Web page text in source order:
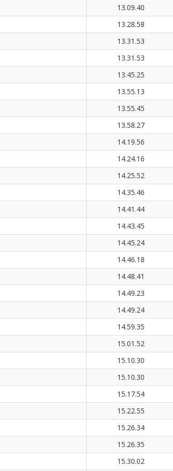
13.09.40
13.28.58
13.31.53
13.31.53
13.45.25
13.55.13
13.55.45
13.58.27
14.19.56
14.24.16
14.25.52
14.35.46
14.41.44
14.43.45
14.45.24
14.46.18
14.48.41
14.49.23
14.49.24
14.59.35
15.01.52
15.10.30
15.10.30
15.17.54
15.22.55
15.26.34
15.26.35
15.30.02